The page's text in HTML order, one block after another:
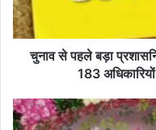
में
CMO
सहित
और
कर्मचारियों
चुनाव से पहले बड़ा
183
*श्रद्धा
और